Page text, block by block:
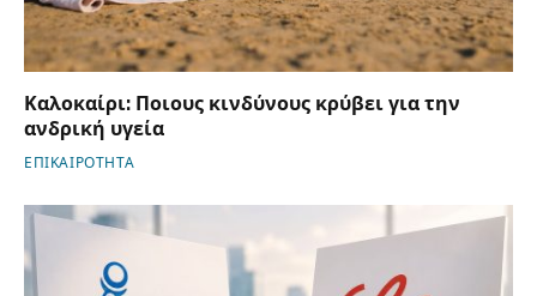
Καλοκαίρι: Ποιους κινδύνους κρύβει για την
ανδρική υγεία
ΕΠΙΚΑΙΡΟΤΗΤΑ